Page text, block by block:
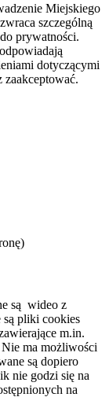
Miejskiego
szczególną
prywatności.
dotyczącymi
są wideo z
pliki cookies
m.in.
ma możliwości
są dopiero
nie godzi się na
na